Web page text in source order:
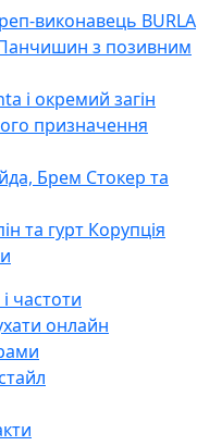
виконавець BURLA
з позивним
і окремий загін
призначення
Брем Стокер та
та гурт Корупція
частоти
онлайн